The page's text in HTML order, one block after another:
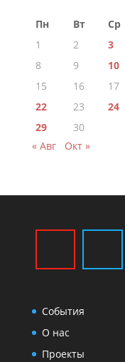
Пн Вт Ср
1
2 3
8
9 10
15
16 17
22
23 24
29
30
« Авг
Окт »
События
О нас
Проекты